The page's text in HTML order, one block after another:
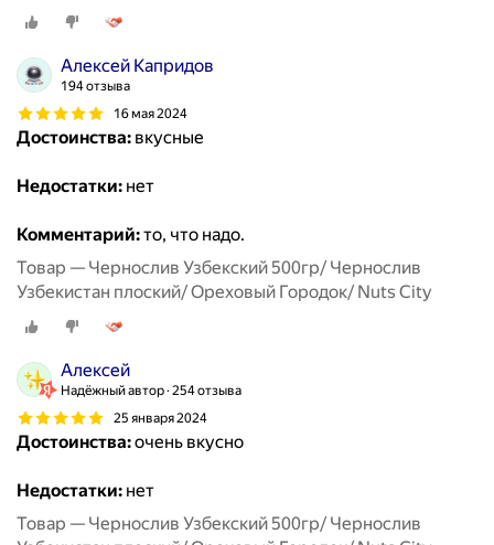
Алексей Капридов
194 отзыва
16 мая 2024
Достоинства: вкусные
Недостатки: нет
Комментарий:то, что надо.
Товар — Чернослив Узбекский 500гр/ Чернослив
Узбекистан плоский/ Ореховый Городок/ Nuts City
Алексей
Надёжный автор 254 отзыва
25 января 2024
Достоинства:очень вкусно
Недостатки: нет
Товар — Чернослив Узбекский 500гр/ Чернослив